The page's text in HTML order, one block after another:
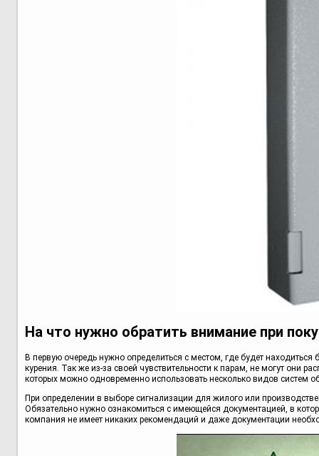
На что нужно обратить внимание при
В первую очередь нужно определиться с местом, где будет
курения. Так же из-за своей чувствительности к парам, не могут они
которых можно одновременно использовать несколько видов систем
При определении в выборе сигнализации для жилого или
Обязательно нужно ознакомиться с имеющейся документацией, в
компания не имеет никаких рекомендаций и даже документации